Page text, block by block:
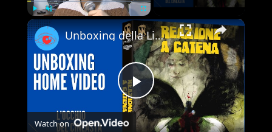
Play Unmute Fullscreen ×
Play
Unboxing della Limited Edition 4K UHD + Blu-ray di Reazione a Catena - Vale la pena acquistarla?
Watch on